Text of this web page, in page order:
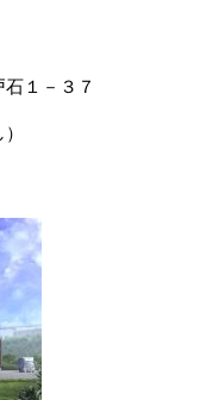
１－３７